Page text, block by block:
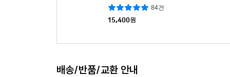
84건
15,400원
배송/반품/교환 안내